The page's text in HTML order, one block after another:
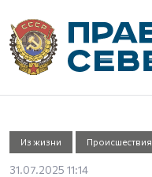
Из жизни Происшествия
31.07.2025 11:14